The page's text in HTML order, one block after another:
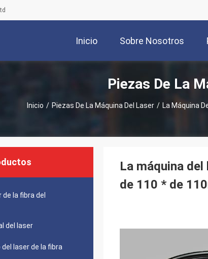
Inicio Sobre Nosotros
Piezas De La
Inicio / Piezas De La Máquina Del Laser / La Máquina
la fibra del
del laser
laser de la fibra
La máquina
de 110 * de